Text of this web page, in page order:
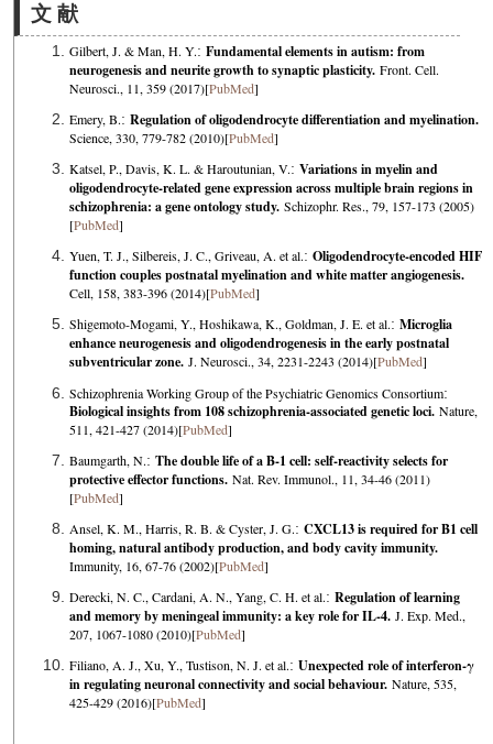
文 献
Gilbert, J. & Man, H. Y.: Fundamental elements in autism: from
neurogenesis and neurite growth to synaptic plasticity. Front. Cell.
Neurosci., 11, 359 (2017)[PubMed]
Emery, B.: Regulation of oligodendrocyte differentiation and myelination.
Science, 330, 779-782 (2010)[PubMed]
Katsel, P., Davis, K. L. & Haroutunian, V.: Variations in myelin and
oligodendrocyte-related gene expression across multiple brain regions in
schizophrenia: a gene ontology study. Schizophr. Res., 79, 157-173 (2005)
[PubMed]
Yuen, T. J., Silbereis, J. C., Griveau, A. et al.: Oligodendrocyte-encoded HIF
function couples postnatal myelination and white matter angiogenesis.
Cell, 158, 383-396 (2014)[PubMed]
Shigemoto-Mogami, Y., Hoshikawa, K., Goldman, J. E. et al.: Microglia
enhance neurogenesis and oligodendrogenesis in the early postnatal
subventricular zone. J. Neurosci., 34, 2231-2243 (2014)[PubMed]
Schizophrenia Working Group of the Psychiatric Genomics Consortium:
Biological insights from 108 schizophrenia-associated genetic loci. Nature,
511, 421-427 (2014)[PubMed]
Baumgarth, N.: The double life of a B-1 cell: self-reactivity selects for
protective effector functions. Nat. Rev. Immunol., 11, 34-46 (2011)
[PubMed]
Ansel, K. M., Harris, R. B. & Cyster, J. G.: CXCL13 is required for B1 cell
homing, natural antibody production, and body cavity immunity.
Immunity, 16, 67-76 (2002)[PubMed]
Derecki, N. C., Cardani, A. N., Yang, C. H. et al.: Regulation of learning
and memory by meningeal immunity: a key role for IL-4. J. Exp. Med.,
207, 1067-1080 (2010)[PubMed]
Filiano, A. J., Xu, Y., Tustison, N. J. et al.: Unexpected role of interferon-γ
in regulating neuronal connectivity and social behaviour. Nature, 535,
425-429 (2016)[PubMed]